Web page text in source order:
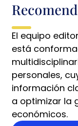
El equipo
está
personales,
información
a optimizar la
económicos.